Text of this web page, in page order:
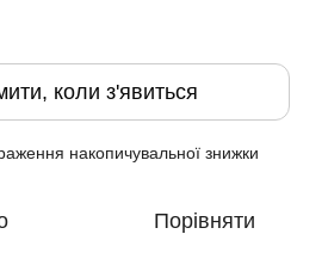
коли з'явиться
накопичувальної знижки
Порівняти